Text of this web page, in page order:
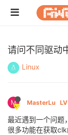
请问不同驱动
Linux
M MasterLu
最近遇到一个问题
很多功能在获取